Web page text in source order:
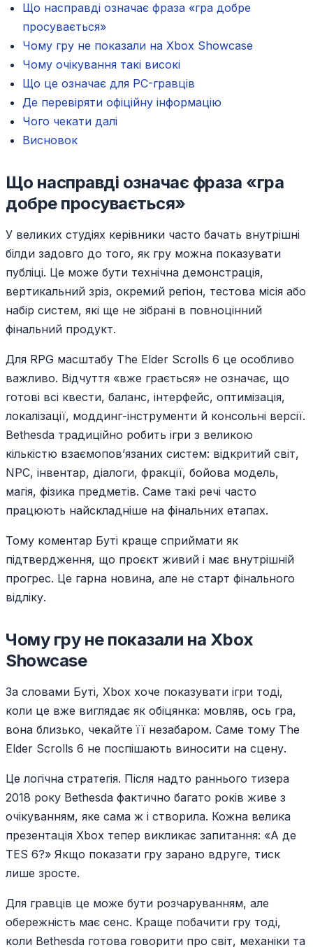
Що насправді означає фраза «гра добре
просувається»
Чому гру не показали на Xbox Showcase
Чому очікування такі високі
Що це означає для PC-гравців
Де перевіряти офіційну інформацію
Чого чекати далі
Висновок
Що насправді означає фраза «гра
добре просувається»
У великих студіях керівники часто бачать внутрішні
білди задовго до того, як гру можна показувати
публіці. Це може бути технічна демонстрація,
вертикальний зріз, окремий регіон, тестова місія або
набір систем, які ще не зібрані в повноцінний
фінальний продукт.
Для RPG масштабу The Elder Scrolls 6 це особливо
важливо. Відчуття «вже грається» не означає, що
готові всі квести, баланс, інтерфейс, оптимізація,
локалізації, моддинг-інструменти й консольні версії.
Bethesda традиційно робить ігри з великою
кількістю взаємопов’язаних систем: відкритий світ,
NPC, інвентар, діалоги, фракції, бойова модель,
магія, фізика предметів. Саме такі речі часто
працюють найскладніше на фінальних етапах.
Тому коментар Буті краще сприймати як
підтвердження, що проєкт живий і має внутрішній
прогрес. Це гарна новина, але не старт фінального
відліку.
Чому гру не показали на Xbox
Showcase
За словами Буті, Xbox хоче показувати ігри тоді,
коли це вже виглядає як обіцянка: мовляв, ось гра,
вона близько, чекайте її незабаром. Саме тому The
Elder Scrolls 6 не поспішають виносити на сцену.
Це логічна стратегія. Після надто раннього тизера
2018 року Bethesda фактично багато років живе з
очікуванням, яке сама ж і створила. Кожна велика
презентація Xbox тепер викликає запитання: «А де
TES 6?» Якщо показати гру зарано вдруге, тиск
лише зросте.
Для гравців це може бути розчаруванням, але
обережність має сенс. Краще побачити гру тоді,
коли Bethesda готова говорити про світ, механіки та